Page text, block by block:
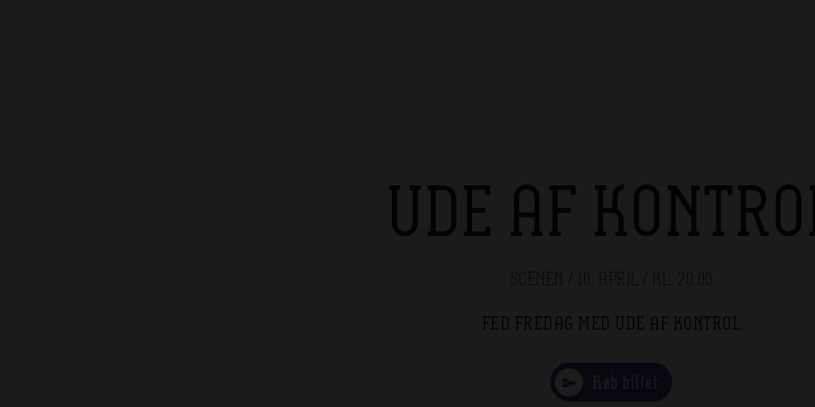
UDE AF
SCENEN / 10. APRIL / KL. 20.00
FED FREDAG MED UDE AF KONTROL